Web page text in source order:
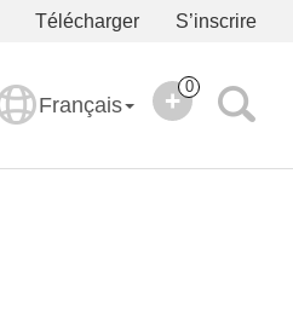
S’inscrire
Télécharger
Français
0